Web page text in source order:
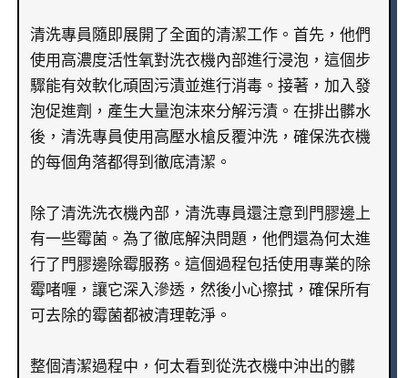
清洗專員隨即展開了全面的清潔工作。首先，他們
使用高濃度活性氧對洗衣機內部進行浸泡，這個步
驟能有效軟化頑固污漬並進行消毒。接著，加入發
泡促進劑，產生大量泡沫來分解污漬。在排出髒水
後，清洗專員使用高壓水槍反覆沖洗，確保洗衣機
的每個角落都得到徹底清潔。
除了清洗洗衣機內部，清洗專員還注意到門膠邊上
有一些霉菌。為了徹底解決問題，他們還為何太進
行了門膠邊除霉服務。這個過程包括使用專業的除
霉啫喱，讓它深入滲透，然後小心擦拭，確保所有
可去除的霉菌都被清理乾淨。
整個清潔過程中，何太看到從洗衣機中沖出的髒